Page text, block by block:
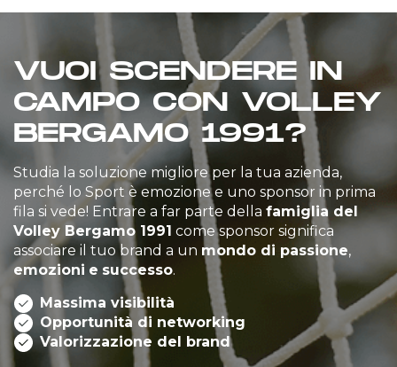
VUOI SCENDERE IN
CAMPO CON VOLLEY
BERGAMO 1991?
Studia la soluzione migliore per la tua azienda,
perché lo Sport è emozione e uno sponsor in prima
fila si vede! Entrare a far parte della famiglia del
Volley Bergamo 1991 come sponsor significa
associare il tuo brand a un mondo di passione,
emozioni e successo.
Massima visibilità
Opportunità di networking
Valorizzazione del brand